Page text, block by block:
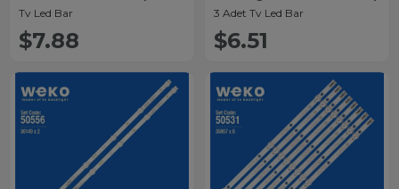
Tv Led Bar
$7.88
3 Adet Tv Led Bar
$6.51